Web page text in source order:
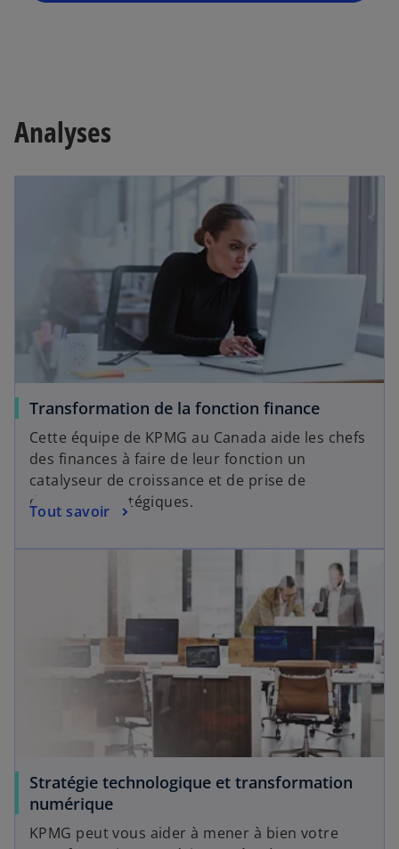
Analyses
Transformation de la fonction finance
Cette équipe de KPMG au Canada aide les chefs
des finances à faire de leur fonction un
catalyseur de croissance et de prise de
décisions stratégiques.
Tout savoir
Stratégie technologique et transformation
numérique
KPMG peut vous aider à mener à bien votre